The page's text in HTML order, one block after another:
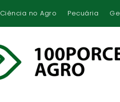
Ciência no Agro Pecuária